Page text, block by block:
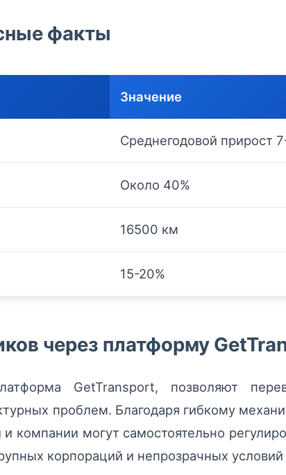
факты
Значение
Среднегодовой прирост
Около 40%
16500 км
15-20%
через платформу
GetTransport, позволяют
проблем. Благодаря гибкому
компании могут самостоятельно
корпораций и непрозрачных